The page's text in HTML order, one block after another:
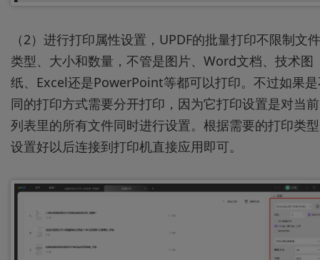
（2）进行打印属性设置，UPDF的批量打印不限制文件
类型、大小和数量，不管是图片、Word文档、技术图
纸、Excel还是PowerPoint等都可以打印。不过如果
同的打印方式需要分开打印，因为它打印设置是对当前
列表里的所有文件同时进行设置。根据需要的打印类型
设置好以后连接到打印机直接应用即可。